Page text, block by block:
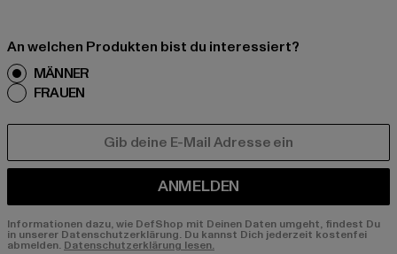
An welchen Produkten bist du interessiert?
MÄNNER
FRAUEN
ANMELDEN
Informationen dazu, wie DefShop mit Deinen Daten umgeht, findest Du
in unserer Datenschutzerklärung. Du kannst Dich jederzeit kostenfei
abmelden. Datenschutzerklärung lesen.